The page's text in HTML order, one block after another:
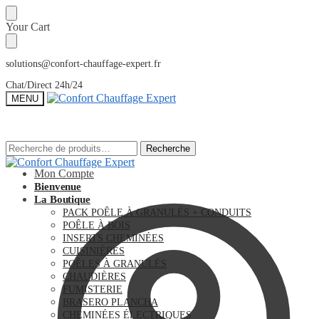
Sauter
à
la
navigation
Skip
to
content
Your Cart
solutions@confort-chauffage-expert.fr
Chat/Direct 24h/24
MENU
Recherche
pour :
Recherche
Mon Compte
Recherche
pour :
Recherche
Bienvenue
La Boutique
PACK POÊLE À GRANULÉS + CONDUITS
POÊLE À BOIS
INSERTS CHEMINÉES
CUISINIÈRES
POÊLES À GRANULÉS
CHAUDIÈRES
FUMISTERIE
BRASERO PLANCHA
CHEMINÉES ÉLECTRIQUES